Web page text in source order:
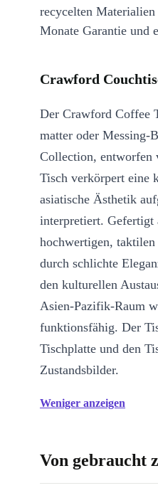
recycelten Materialien
Monate Garantie und
Crawford
Der Crawford Coffee
matter oder Messing-
Collection, entworfen
Tisch verkörpert eine
asiatische Ästhetik
interpretiert.
hochwertigen,
durch schlichte
den kulturellen
Asien-Pazifik-Raum
funktionsfähig. Der
Tischplatte und den
Zustandsbilder.
Weniger anzeigen
Von gebraucht